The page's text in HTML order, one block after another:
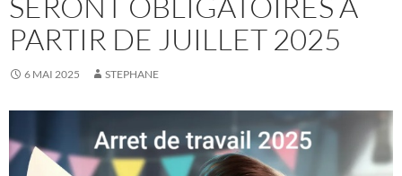
PARTIR DE JUILLET 2025
6 MAI 2025 STEPHANE